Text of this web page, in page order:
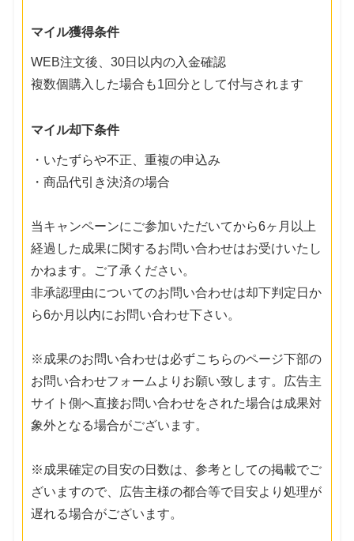
マイル獲得条件
WEB注文後、30日以内の入金確認
複数個購入した場合も1回分として付与されます
マイル却下条件
・いたずらや不正、重複の申込み
・商品代引き決済の場合
当キャンペーンにご参加いただいてから6ヶ月以上
経過した成果に関するお問い合わせはお受けいたし
かねます。ご了承ください。
非承認理由についてのお問い合わせは却下判定日か
ら6か月以内にお問い合わせ下さい。
※成果のお問い合わせは必ずこちらのページ下部の
お問い合わせフォームよりお願い致します。広告主
サイト側へ直接お問い合わせをされた場合は成果対
象外となる場合がございます。
※成果確定の目安の日数は、参考としての掲載でご
ざいますので、広告主様の都合等で目安より処理が
遅れる場合がございます。